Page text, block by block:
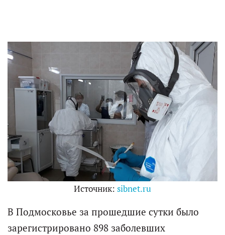
Источник: sibnet.ru
В Подмосковье за прошедшие сутки было
зарегистрировано 898 заболевших